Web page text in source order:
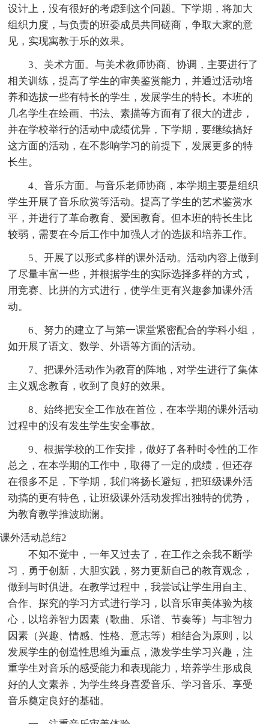
设计上，没有很好的考虑到这个问题。下学期，将加大
组织力度，与负责的班委成员共同磋商，争取大家的意
见，实现寓教于乐的效果。
3、美术方面。与美术教师协商、协调，主要进行了
相关训练，提高了学生的审美鉴赏能力，并通过活动培
养和选拔一些有特长的学生，发展学生的特长。本班的
几名学生在绘画、书法、素描等方面有了很大的进步，
并在学校举行的活动中成绩优异，下学期，要继续搞好
这方面的活动，在不影响学习的前提下，发展更多的特
长生。
4、音乐方面。与音乐老师协商，本学期主要是组织
学生开展了音乐欣赏等活动。提高了学生的艺术鉴赏水
平，并进行了革命教育、爱国教育。但本班的特长生比
较弱，需要在今后工作中加强人才的选拔和培养工作。
5、开展了以形式多样的课外活动。活动内容上做到
了尽量丰富一些，并根据学生的实际选择多样的方式，
用竞赛、比拼的方式进行，使学生更有兴趣参加课外活
动。
6、努力的建立了与第一课堂紧密配合的学科小组，
如开展了语文、数学、外语等方面的活动。
7、把课外活动作为教育的阵地，对学生进行了集体
主义观念教育，收到了良好的效果。
8、始终把安全工作放在首位，在本学期的课外活动
过程中的没有发生学生安全事故。
9、根据学校的工作安排，做好了各种时令性的工作
总之，在本学期的工作中，取得了一定的成绩，但还存
在很多不足，下学期，我们将扬长避短，把班级课外活
动搞的更有特色，让班级课外活动发挥出独特的优势，
为教育教学推波助澜。
课外活动总结2
不知不觉中，一年又过去了，在工作之余我不断学
习，勇于创新，大胆实践，努力更新自己的教育观念，
做到与时俱进。在教学过程中，我尝试让学生用自主、
合作、探究的学习方式进行学习，以音乐审美体验为核
心，以培养智力因素（歌曲、乐谱、节奏等）与非智力
因素（兴趣、情感、性格、意志等）相结合为原则，以
发展学生的创造性思维为重点，激发学生学习兴趣，注
重学生对音乐的感受能力和表现能力，培养学生形成良
好的人文素养，为学生终身喜爱音乐、学习音乐、享受
音乐奠定良好的基础。